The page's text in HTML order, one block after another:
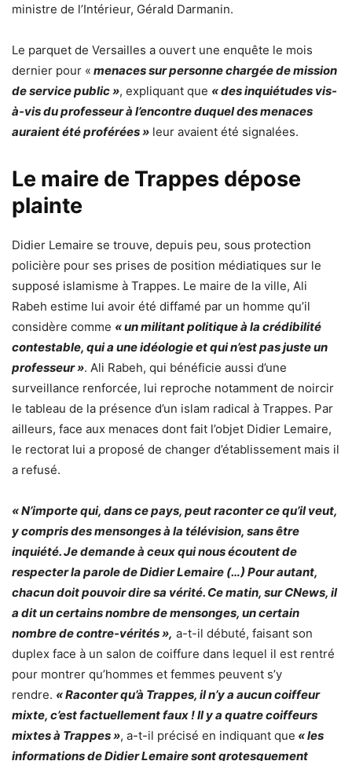
ministre de l’Intérieur, Gérald Darmanin.
Le parquet de Versailles a ouvert une enquête le mois
dernier pour « menaces sur personne chargée de mission
de service public », expliquant que « des inquiétudes vis-
à-vis du professeur à l’encontre duquel des menaces
auraient été proférées » leur avaient été signalées.
Le maire de Trappes dépose
plainte
Didier Lemaire se trouve, depuis peu, sous protection
policière pour ses prises de position médiatiques sur le
supposé islamisme à Trappes. Le maire de la ville, Ali
Rabeh estime lui avoir été diffamé par un homme qu’il
considère comme « un militant politique à la crédibilité
contestable, qui a une idéologie et qui n’est pas juste un
professeur ». Ali Rabeh, qui bénéficie aussi d’une
surveillance renforcée, lui reproche notamment de noircir
le tableau de la présence d’un islam radical à Trappes. Par
ailleurs, face aux menaces dont fait l’objet Didier Lemaire,
le rectorat lui a proposé de changer d’établissement mais il
a refusé.
« N’importe qui, dans ce pays, peut raconter ce qu’il veut,
y compris des mensonges à la télévision, sans être
inquiété. Je demande à ceux qui nous écoutent de
respecter la parole de Didier Lemaire (…) Pour autant,
chacun doit pouvoir dire sa vérité. Ce matin, sur CNews, il
a dit un certains nombre de mensonges, un certain
nombre de contre-vérités », a-t-il débuté, faisant son
duplex face à un salon de coiffure dans lequel il est rentré
pour montrer qu’hommes et femmes peuvent s’y
rendre. « Raconter qu’à Trappes, il n’y a aucun coiffeur
mixte, c’est factuellement faux ! Il y a quatre coiffeurs
mixtes à Trappes », a-t-il précisé en indiquant que « les
informations de Didier Lemaire sont grotesquement